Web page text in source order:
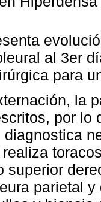
al 3er
para
la
por lo
superior
parietal y